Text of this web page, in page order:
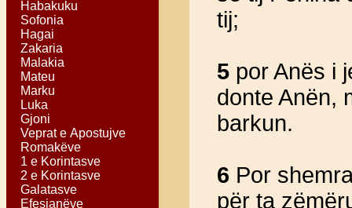
Habakuku
Sofonia
Hagai
Zakaria
Malakia
Mateu
Marku
Luka
Gjoni
Veprat e Apostujve
Romakëve
1 e Korintasve
2 e Korintasve
Galatasve
Efesianëve
tij;
5por Anës i
donte Anën,
barkun.
6 Por
për ta